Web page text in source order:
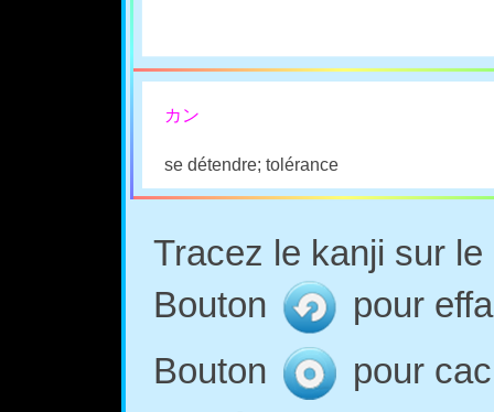
カン
se détendre; tolérance
Tracez le kanji sur
Bouton
pour
Bouton
pour